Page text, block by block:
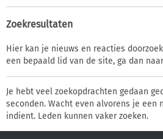
Zoekresultaten
Hier kan je nieuws en reacties
een bepaald lid van de site, ga dan
Je hebt veel zoekopdrachten gedaan
seconden. Wacht even alvorens je een
indient. Leden kunnen vaker zoeken.